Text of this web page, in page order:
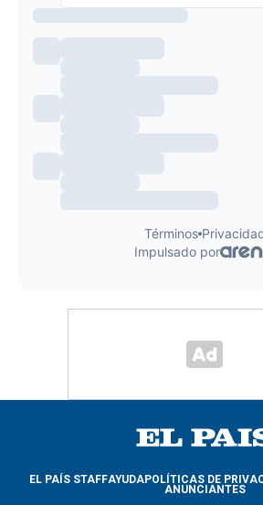
EL PAÍS STAFFAYUDAPOLÍTICAS DE
ANUNCIANTES